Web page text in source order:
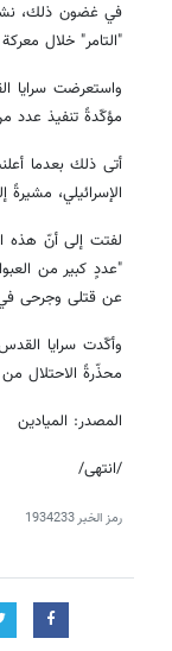
في غضون ذلك،
"التامر" خلال
واستعرضت سرايا
مؤكّدةً تنفيذ عدد
أتى ذلك بعدما
الإسرائيلي،
عن قتلى وجرحى
وأكّدت سرايا
محذّرةً الاحتلال
المصدر: المیادین
/انتهی/
رمز الخبر1934233